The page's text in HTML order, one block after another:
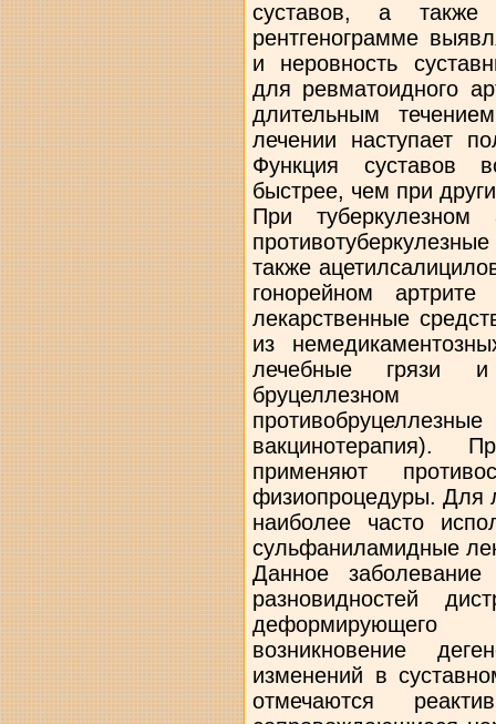
суставов, а
рентгенограмме
и неровность
для ревматоидного
длительным
лечении наступает
Функция суставов
быстрее, чем при
При туберкулезном
также
гонорейном артрите
лекарственные
из
лечебные грязи
вакцинотерапия).
применяют
физиопроцедуры. Для
наиболее часто
сульфаниламидные
Данное
разновидностей
деформирующего
возникновение
изменений в
отмечаются